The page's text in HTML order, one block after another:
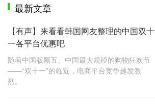
最新文章
【有声】来看看韩国网友整理的中国双十
一各平台优惠吧
随着中国版黑五、中国最大规模的购物狂欢节
——“双十一”的临近，电商平台竞争越发激
烈。